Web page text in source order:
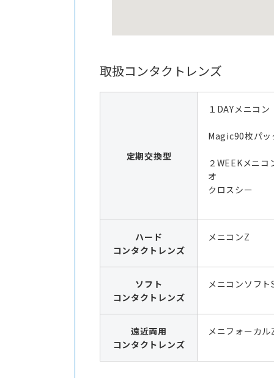
取扱コンタクトレンズ
定期交換型
１DAYメニコ
Magic90枚パッ
２WEEKメニ
オ
クロスシー
ハード
コンタクトレンズ
メニコンZ
ソフト
コンタクトレンズ
メニコンソフト
遠近両用
コンタクトレンズ
メニフォーカル